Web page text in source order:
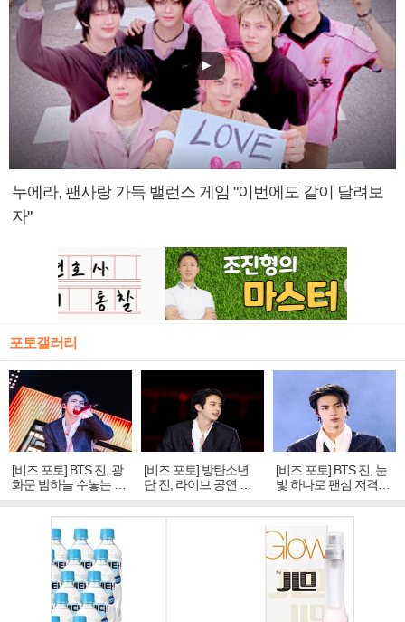
누에라, 팬사랑 가득 밸런스 게임 "이번에도 같이 달려보
자"
포토갤러리
[비즈 포토] BTS 진, 광
화문 밤하늘 수놓는 '비
주얼 킹'의 열창
[비즈 포토] 방탄소년
단 진, 라이브 공연 중
빛나는 독보적 아우라
[비즈 포토] BTS 진, 눈
빛 하나로 팬심 저격…
독보적 카리스마